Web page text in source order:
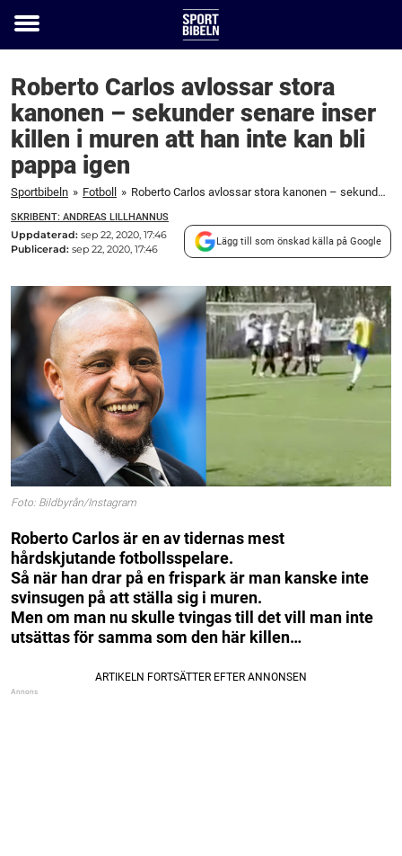
Toggle
Roberto Carlos avlossar stora
kanonen – sekunder senare inser
killen i muren att han inte kan bli
pappa igen
Sportbibeln » Fotboll » Roberto Carlos avlossar stora kanonen – sekunder senare inser killen i muren att han inte kan bli pappa igen
SKRIBENT: ANDREAS LILLHANNUS
Uppdaterad: sep 22, 2020, 17:46
Publicerad: sep 22, 2020, 17:46
Lägg till som önskad källa på Google
Foto: Bildbyrån/Instagram
Roberto Carlos är en av tidernas mest
hårdskjutande fotbollsspelare.
Så när han drar på en frispark är man kanske inte
svinsugen på att ställa sig i muren.
Men om man nu skulle tvingas till det vill man inte
utsättas för samma som den här killen…